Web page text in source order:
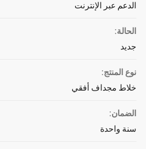
الدعم عبر الإنترنت
الحالة:
جديد
نوع المنتج:
خلاط مجداف أفقي
الضمان:
سنة واحدة